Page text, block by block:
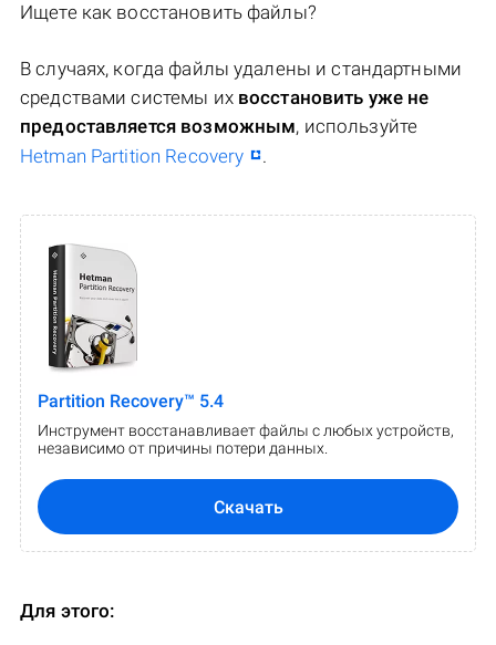
Ищете как восстановить файлы?
В случаях, когда файлы удалены и стандартными
средствами системы их восстановить уже не
предоставляется возможным, используйте
Hetman Partition Recovery
.
Partition Recovery™ 5.4
Инструмент восстанавливает файлы с любых устройств,
независимо от причины потери данных.
Скачать
Для этого: